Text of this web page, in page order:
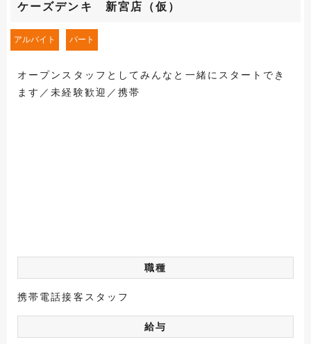
ケーズデンキ 新宮店（仮）
アルバイト パート
オープンスタッフとしてみんなと一緒にスタートでき
ます／未経験歓迎／携帯
職種
携帯電話接客スタッフ
給与